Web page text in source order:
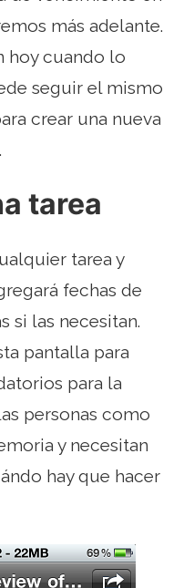
más adelante.
hoy cuando lo
seguir el mismo
crear una nueva
tarea
tarea y
fechas de
si las necesitan.
pantalla para
para la
personas como
y necesitan
hay que hacer